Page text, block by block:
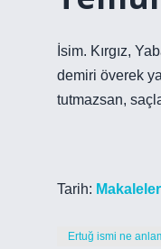
İsim. Kırgız,
demiri överek
tutmazsan,
Tarih: Makaleler
Ertuğ ismi ne